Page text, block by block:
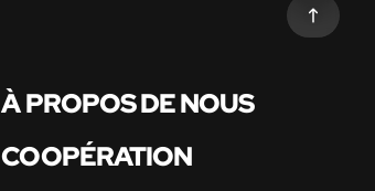
À PROPOS DE NOUS
COOPÉRATION